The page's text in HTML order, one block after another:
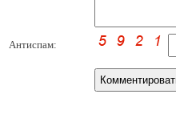
Антиспам: